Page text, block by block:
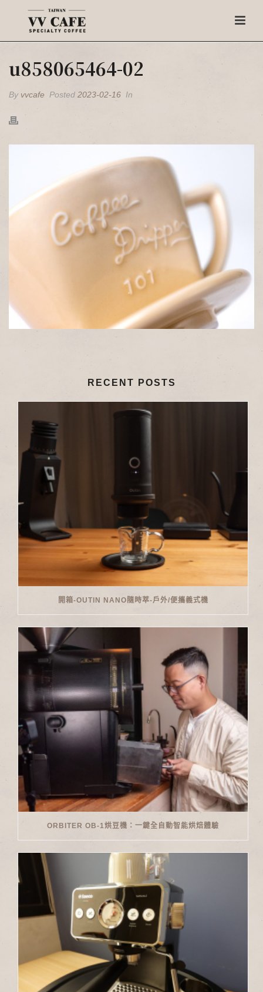
u858065464-02
By vvcafe Posted 2023-02-16 In
RECENT POSTS
開箱-OUTIN NANO隨時萃-戶外/便攜義式機
ORBITER OB-1烘豆機：一鍵全自動智能烘焙體驗